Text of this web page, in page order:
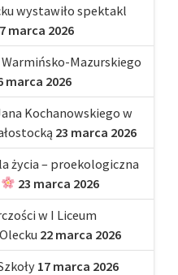
wystawiło spektakl
marca 2026
Mazurskiego
marca 2026
Kochanowskiego w
23 marca 2026
życia – proekologiczna
23 marca 2026
w I Liceum
22 marca 2026
17 marca 2026